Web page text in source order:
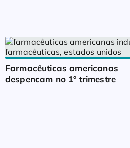
Farmacêuticas americanas
despencam no 1º trimestre